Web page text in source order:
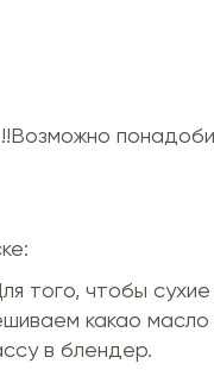
того, чтобы
какао масло
в блендер.